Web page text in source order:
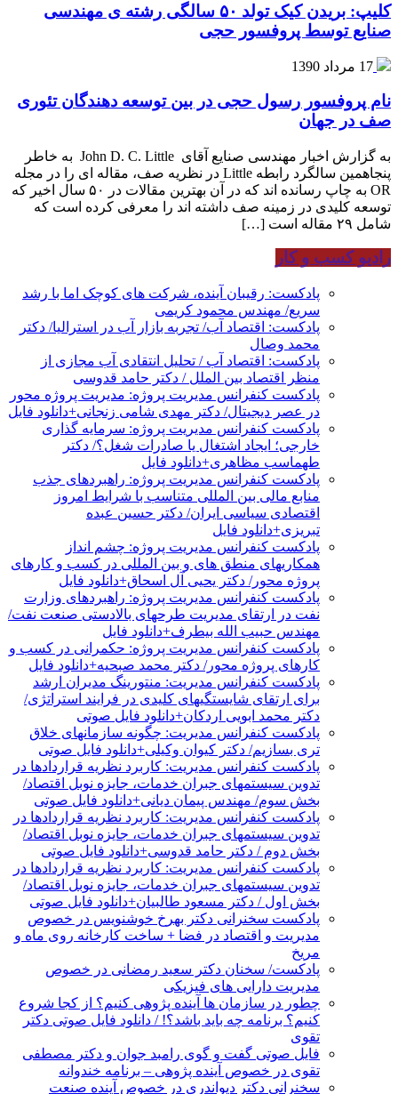
کلیپ: بریدن کیک تولد ۵۰ سالگی رشته ی مهندسی
صنایع توسط پروفسور حجی
17 مرداد 1390
نام پروفسور رسول حجی در بین توسعه دهندگان تئوری
صف در جهان
به گزارش اخبار مهندسی صنایع آقای John D. C. Little به خاطر
پنجاهمین سالگرد رابطه Little در نظریه صف، مقاله ای را در مجله
OR به چاپ رسانده اند که در آن بهترین مقالات در ۵۰ سال اخیر که
توسعه کلیدی در زمینه صف داشته اند را معرفی کرده است که
شامل ۲۹ مقاله است […]
رادیو کسب و کار
پادکست: رقیبان آینده، شرکت های کوچک اما با رشد
سریع/ مهندس محمود کریمی
پادکست: اقتصاد آب/ تجربه بازار آب در استرالیا/ دکتر
محمد وصال
پادکست: اقتصاد آب / تحلیل انتقادی آب مجازی از
منظر اقتصاد بین الملل / دکتر حامد قدوسی
پادکست کنفرانس مدیریت پروژه: مدیریت پروژه محور
در عصر دیجیتال/ دکتر مهدی شامی زنجانی+دانلود فایل
پادکست کنفرانس مدیریت پروژه: سرمایه گذاری
خارجی؛ ایجاد اشتغال یا صادرات شغل؟/ دکتر
طهماسب مظاهری+دانلود فایل
پادکست کنفرانس مدیریت پروژه: راهبردهای جذب
منابع مالی بین المللی متناسب با شرایط امروز
اقتصادی سیاسی ایران/ دکتر حسین عبده
تبریزی+دانلود فایل
پادکست کنفرانس مدیریت پروژه: چشم انداز
همکاریهای منطق های و بین المللی در کسب و کارهای
پروژه محور/ دکتر یحیی آل اسحاق+دانلود فایل
پادکست کنفرانس مدیریت پروژه: راهبردهای وزارت
نفت در ارتقای مدیریت طرحهای بالادستی صنعت نفت/
مهندس حبیب الله بیطرف+دانلود فایل
پادکست کنفرانس مدیریت پروژه: حکمرانی در کسب و
کارهای پروژه محور/ دکتر محمد صبحیه+دانلود فایل
پادکست کنفرانس مدیریت: منتورینگ مدیران ارشد
برای ارتقای شایستگیهای کلیدی در فرایند استراتژی/
دکتر محمد ابویی اردکان+دانلود فایل صوتی
پادکست کنفرانس مدیریت: چگونه سازمانهای خلاق
تری بسازیم/ دکتر کیوان وکیلی+دانلود فایل صوتی
پادکست کنفرانس مدیریت: کاربرد نظریه قراردادها در
تدوین سیستمهای جبران خدمات، جایزه نوبل اقتصاد/
بخش سوم/ مهندس پیمان دیانی+دانلود فایل صوتی
پادکست کنفرانس مدیریت: کاربرد نظریه قراردادها در
تدوین سیستمهای جبران خدمات، جایزه نوبل اقتصاد/
بخش دوم / دکتر حامد قدوسی+دانلود فایل صوتی
پادکست کنفرانس مدیریت: کاربرد نظریه قراردادها در
تدوین سیستمهای جبران خدمات، جایزه نوبل اقتصاد/
بخش اول / دکتر مسعود طالبیان+دانلود فایل صوتی
پادکست سخنرانی دکتر بهرخ خوشنویس در خصوص
مدیریت و اقتصاد در فضا + ساخت کارخانه روی ماه و
مریخ
پادکست/ سخنان دکتر سعید رمضانی در خصوص
مدیریت دارایی های فیزیکی
چطور در سازمان ها آینده پژوهی کنیم؟ از کجا شروع
کنیم؟ برنامه چه باید باشد؟! / دانلود فایل صوتی دکتر
تقوی
فایل صوتی گفت و گوی رامبد جوان و دکتر مصطفی
تقوی در خصوص آینده پژوهی – برنامه خندوانه
سخنرانی دکتر دیواندری در خصوص آینده صنعت